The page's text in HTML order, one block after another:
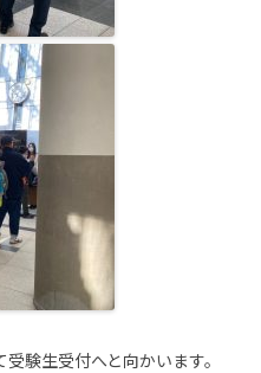
験生受付へと向かいます。